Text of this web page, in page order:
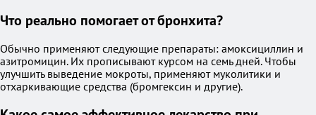
Что реально помогает от бронхита?
Обычно применяют следующие препараты: амоксициллин и
азитромицин. Их прописывают курсом на семь дней. Чтобы
улучшить выведение мокроты, применяют муколитики и
отхаркивающие средства (бромгексин и другие).